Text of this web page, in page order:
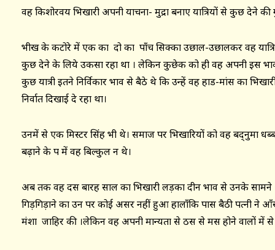
वह किशोरवय भिखारी अपनी याचना- मुद्रा बनाए यात्रियों से कुछ देने की
भीख के कटोरे में एक का दो का पाँच सिक्का उछाल-उछालकर वह
कुछ देने के लिये उकसा रहा था । लेकिन कुछेक को ही वह अपनी इस
कुछ यात्री इतने निर्विकार भाव से बैठे थे कि उन्हें वह हाड-मांस का
निर्वात दिखाई दे रहा था।
उनमें से एक मिस्टर सिंह भी थे। समाज पर भिखारियों को वह बद्नुमा
बढ़ाने के पक्ष में वह बिल्कुल न थे।
अब तक वह दस बारह साल का भिखारी लड़का दीन भाव से उनके
गिड़गिड़ाने का उन पर कोई असर नहीं हुआ हालाँकि पास बैठी पत्नी
मंशा जाहिर की ।लेकिन वह अपनी मान्यता से ठस से मस होने वालों में से